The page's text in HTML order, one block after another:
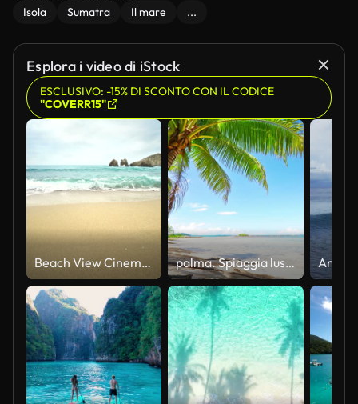
Isola Sumatra Il mare ...
Esplora i video di iStock
ESCLUSIVO: -15% DI SCONTO CON IL CODICE
"COVERR15"
Beach View Cinemagraphs - Risoluzione 4K palma. Spiaggia lussuosa. viaggio. giorno festivo